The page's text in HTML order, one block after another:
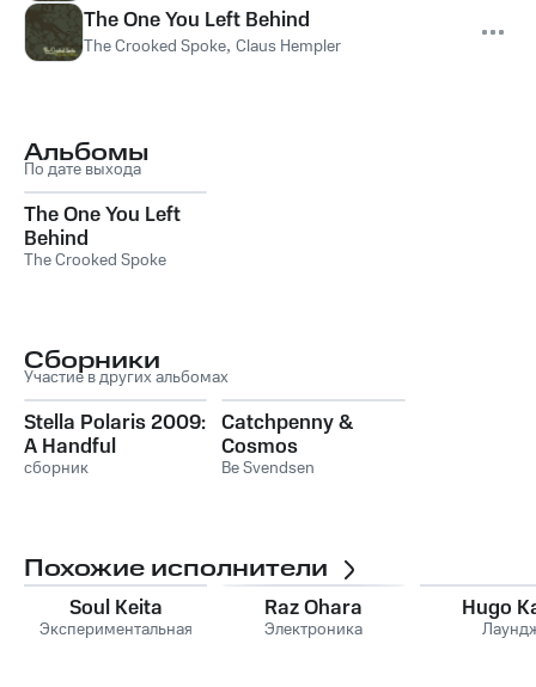
The One You Left Behind
The Crooked Spoke, Claus Hempler
Альбомы
По дате выхода
The One You Left
Behind
The Crooked Spoke
Сборники
Участие в других альбомах
Stella Polaris 2009:
A Handful
сборник
Catchpenny &
Cosmos
Be Svendsen
Похожие исполнители
Soul Keita
Экспериментальная
Raz Ohara
Электроника
Hugo